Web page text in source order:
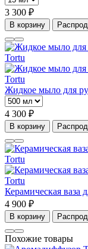
3 300 ₽
В корзину
Жидкое мыло для
4 300 ₽
В корзину
Керамическая ваза
4 900 ₽
В корзину
Похожие товары